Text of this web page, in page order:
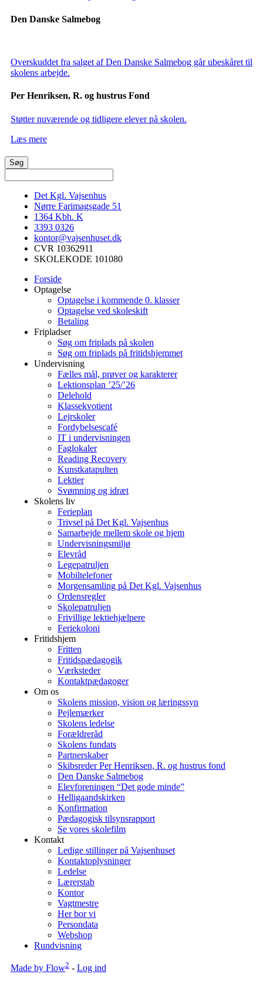
Den Danske Salmebog
Overskuddet fra salget af Den Danske Salmebog går ubeskåret til
skolens arbejde.
Per Henriksen, R. og hustrus Fond
Støtter nuværende og tidligere elever på skolen.
Læs mere
Det Kgl. Vajsenhus
Nørre Farimagsgade 51
1364 Kbh. K
3393 0326
kontor@vajsenhuset.dk
CVR 10362911
SKOLEKODE 101080
Forside
Optagelse
Optagelse i kommende 0. klasser
Optagelse ved skoleskift
Betaling
Fripladser
Søg om friplads på skolen
Søg om friplads på fritidshjemmet
Undervisning
Fælles mål, prøver og karakterer
Lektionsplan ’25/’26
Delehold
Klassekvotient
Lejrskoler
Fordybelsescafé
IT i undervisningen
Faglokaler
Reading Recovery
Kunstkatapulten
Lektier
Svømning og idræt
Skolens liv
Ferieplan
Trivsel på Det Kgl. Vajsenhus
Samarbejde mellem skole og hjem
Undervisningsmiljø
Elevråd
Legepatruljen
Mobiltelefoner
Morgensamling på Det Kgl. Vajsenhus
Ordensregler
Skolepatruljen
Frivillige lektiehjælpere
Feriekoloni
Fritidshjem
Fritten
Fritidspædagogik
Værksteder
Kontaktpædagoger
Om os
Skolens mission, vision og læringssyn
Pejlemærker
Skolens ledelse
Forældreråd
Skolens fundats
Partnerskaber
Skibsreder Per Henriksen, R. og hustrus fond
Den Danske Salmebog
Elevforeningen “Det gode minde”
Helligaandskirken
Konfirmation
Pædagogisk tilsynsrapport
Se vores skolefilm
Kontakt
Ledige stillinger på Vajsenhuset
Kontaktoplysninger
Ledelse
Lærerstab
Kontor
Vagtmestre
Her bor vi
Persondata
Webshop
Rundvisning
Made by Flow2 - Log ind